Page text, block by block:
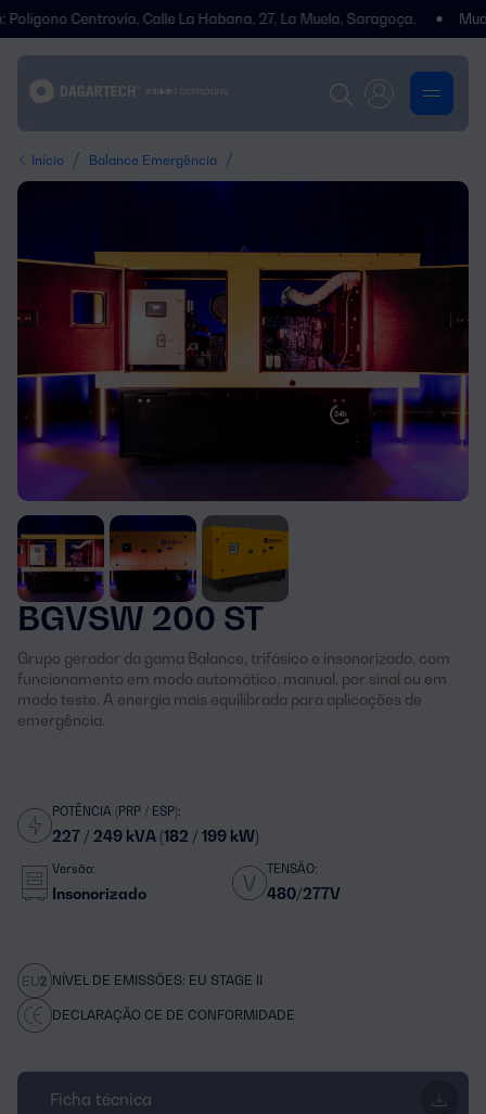
Centrovía, Calle La Habana, 27, La Muela, Saragoça. Mudámos
Início / Balance Emergência /
BGVSW 200 ST
Grupo gerador da gama Balance, trifásico e insonorizado, com
funcionamento em modo automático, manual, por sinal ou em
modo teste. A energia mais equilibrada para aplicações de
emergência.
POTÊNCIA (PRP / ESP):
227 / 249 kVA (182 / 199 kW)
Versão:
Insonorizado
TENSÃO:
480/277V
NÍVEL DE EMISSÕES: EU STAGE II
DECLARAÇÃO CE DE CONFORMIDADE
Ficha técnica